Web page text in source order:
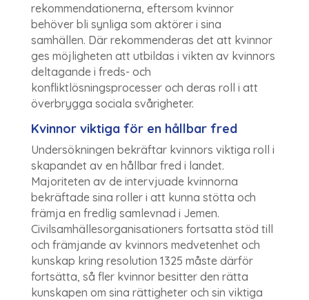
rekommendationerna, eftersom kvinnor
behöver bli synliga som aktörer i sina
samhällen. Där rekommenderas det att kvinnor
ges möjligheten att utbildas i vikten av kvinnors
deltagande i freds- och
konfliktlösningsprocesser och deras roll i att
överbrygga sociala svårigheter.
Kvinnor viktiga för en hållbar fred
Undersökningen bekräftar kvinnors viktiga roll i
skapandet av en hållbar fred i landet.
Majoriteten av de intervjuade kvinnorna
bekräftade sina roller i att kunna stötta och
främja en fredlig samlevnad i Jemen.
Civilsamhällesorganisationers fortsatta stöd till
och främjande av kvinnors medvetenhet och
kunskap kring resolution 1325 måste därför
fortsätta, så fler kvinnor besitter den rätta
kunskapen om sina rättigheter och sin viktiga